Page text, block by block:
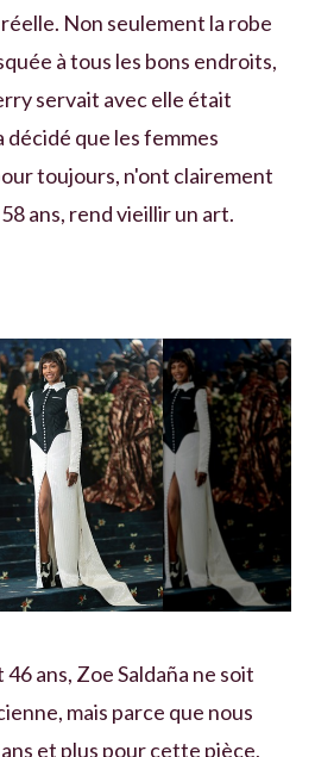
Non seulement la robe
à tous les bons endroits,
servait avec elle était
décidé que les femmes
toujours, n'ont clairement
ans, rend vieillir un art.
ans, Zoe Saldaña ne soit
mais parce que nous
et plus pour cette pièce,